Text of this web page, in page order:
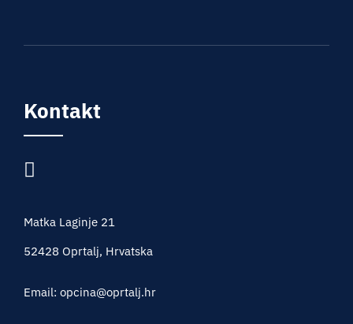
Kontakt
Matka Laginje 21
52428 Oprtalj, Hrvatska
Email: opcina@oprtalj.hr